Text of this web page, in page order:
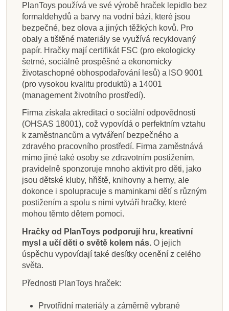
PlanToys používá ve své výrobě hraček lepidlo bez
formaldehydů a barvy na vodní bázi, které jsou
bezpečné, bez olova a jiných těžkých kovů. Pro
obaly a tištěné materiály se využívá recyklovaný
papír. Hračky mají certifikát FSC (pro ekologicky
šetrné, sociálně prospěšné a ekonomicky
životaschopné obhospodařování lesů) a ISO 9001
(pro vysokou kvalitu produktů) a 14001
(management životního prostředí).
Firma získala akreditaci o sociální odpovědnosti
(OHSAS 18001), což vypovídá o perfektním vztahu
k zaměstnancům a vytváření bezpečného a
zdravého pracovního prostředí. Firma zaměstnává
mimo jiné také osoby se zdravotním postižením,
pravidelně sponzoruje mnoho aktivit pro děti, jako
jsou dětské kluby, hřiště, knihovny a herny, ale
dokonce i spolupracuje s maminkami dětí s různým
postižením a spolu s nimi vytváří hračky, které
mohou těmto dětem pomoci.
Hračky od PlanToys podporují hru, kreativní
mysl a učí děti o světě kolem nás. O jejich
úspěchu vypovídají také desítky ocenění z celého
světa.
Přednosti PlanToys hraček:
Prvotřídní materiály a záměrně vybrané